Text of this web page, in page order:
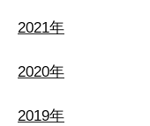
2021年
2020年
2019年